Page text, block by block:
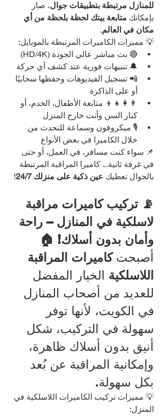
للمنازل مرتبطة بتطبيقات جوال، صار
بإمكانك متابعة بيتك لحظة بلحظة من أي
مكان في العالم.
💡 مميزات الكاميرات المرتبطة بالموبايل:
🔴 بث مباشر عالي الجودة (HD/4K)
🔔 تنبيهات فورية عند كشف أي حركة
📲 تسجيل الفيديوهات وحفظها سحابيًا
أو على الذاكرة
👨‍👩‍👧‍👦 متابعة الأطفال، الخدم، أو
كبار السن وأنت خارج المنزل
🎙️ ميكروفون وسماعة للتحدث من
خلال الكاميرا في بعض الأنواع
📌 سواء كنت مسافر، في العمل، أو حتى
في غرفة ثانية... كاميرا المراقبة المرتبطة
بالجوال تعطيك عين ذكية على منزلك 24/7 !
📡 تركيب كاميرات مراقبة
لاسلكية في المنازل – راحة
وأمان بدون أسلاك! 🏠
أصبحت كاميرات المراقبة
اللاسلكية الخيار المفضل
للعديد من أصحاب المنازل
في الكويت، لأنها توفر
سهولة في التركيب، شكل
أنيق بدون أسلاك ظاهرة،
وإمكانية المراقبة عن بُعد
بكل سهولة.
💡 مميزات تركيب الكاميرات اللاسلكية في
المنزل: